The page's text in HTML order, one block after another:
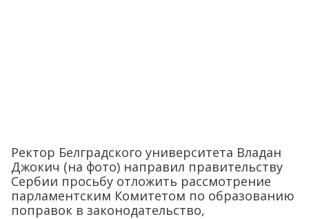
Ректор Белградского университета Владан
Джокич (на фото) направил правительству
Сербии просьбу отложить рассмотрение
парламентским Комитетом по образованию
поправок в законодательство,